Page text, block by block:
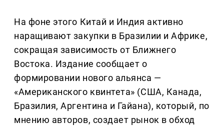
На фоне этого Китай и Индия активно
наращивают закупки в Бразилии и Африке,
сокращая зависимость от Ближнего
Востока. Издание сообщает о
формировании нового альянса —
«Американского квинтета» (США, Канада,
Бразилия, Аргентина и Гайана), который, по
мнению авторов, создает рынок в обход